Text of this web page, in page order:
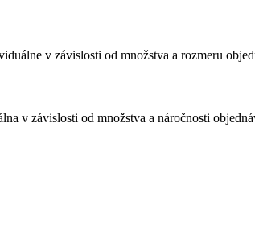
v závislosti od množstva a rozmeru
v závislosti od množstva a náročnosti